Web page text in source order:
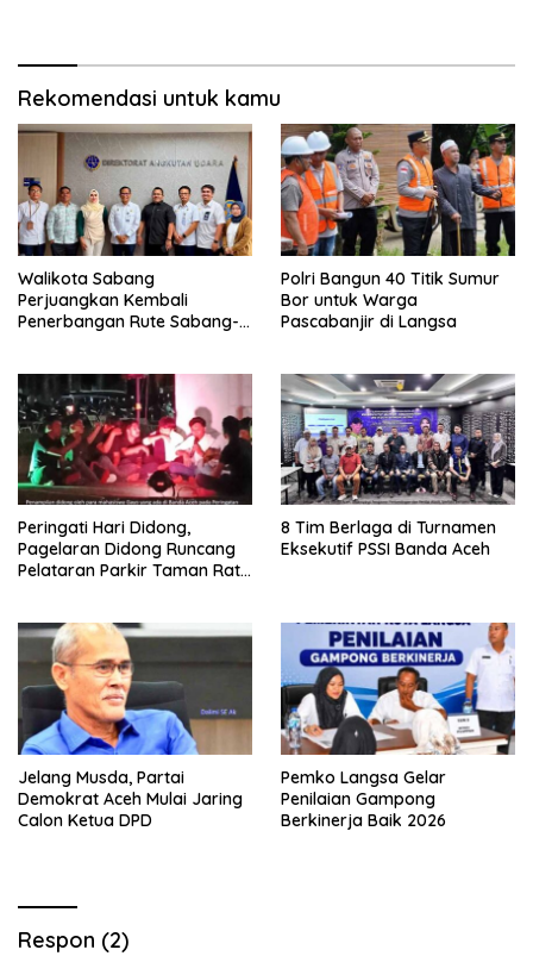
Rekomendasi untuk kamu
Walikota Sabang
Perjuangkan Kembali
Penerbangan Rute Sabang-
Polri Bangun 40 Titik Sumur
Bor untuk Warga
Pascabanjir di Langsa
Peringati Hari Didong,
Pagelaran Didong Runcang
Pelataran Parkir Taman Ratu
8 Tim Berlaga di Turnamen
Eksekutif PSSI Banda Aceh
Jelang Musda, Partai
Demokrat Aceh Mulai Jaring
Calon Ketua DPD
Pemko Langsa Gelar
Penilaian Gampong
Berkinerja Baik 2026
Respon (2)